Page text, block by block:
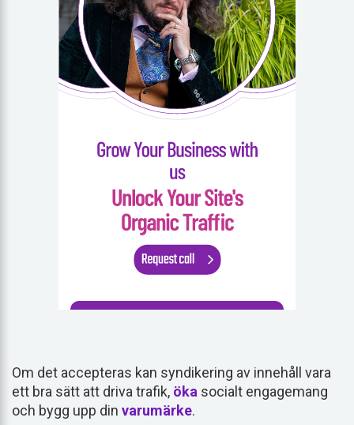
Om det accepteras kan syndikering av innehåll vara
ett bra sätt att driva trafik, öka socialt engagemang
och bygg upp din varumärke.